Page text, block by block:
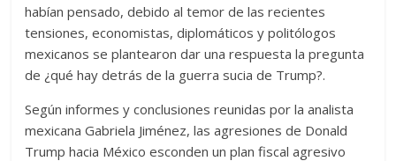
habían pensado, debido al temor de las recientes
tensiones, economistas, diplomáticos y politólogos
mexicanos se plantearon dar una respuesta la pregunta
de ¿qué hay detrás de la guerra sucia de Trump?.
Según informes y conclusiones reunidas por la analista
mexicana Gabriela Jiménez, las agresiones de Donald
Trump hacia México esconden un plan fiscal agresivo